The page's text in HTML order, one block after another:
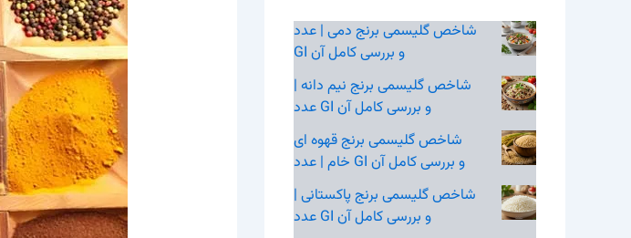
شاخص گلیسمی برنج دمی | عدد
GI و بررسی کامل آن
شاخص گلیسمی برنج نیم‌ دانه |
عدد GI و بررسی کامل آن
شاخص گلیسمی برنج قهوه‌ ای
خام | عدد GI و بررسی کامل آن
شاخص گلیسمی برنج پاکستانی |
عدد GI و بررسی کامل آن